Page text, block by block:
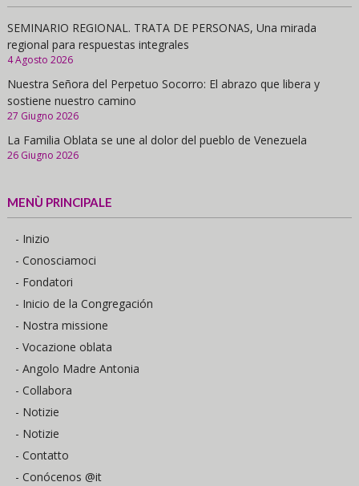
SEMINARIO REGIONAL. TRATA DE PERSONAS, Una mirada
regional para respuestas integrales
4 Agosto 2026
Nuestra Señora del Perpetuo Socorro: El abrazo que libera y
sostiene nuestro camino
27 Giugno 2026
La Familia Oblata se une al dolor del pueblo de Venezuela
26 Giugno 2026
MENÙ PRINCIPALE
- Inizio
- Conosciamoci
- Fondatori
- Inicio de la Congregación
- Nostra missione
- Vocazione oblata
- Angolo Madre Antonia
- Collabora
- Notizie
- Notizie
- Contatto
- Conócenos @it